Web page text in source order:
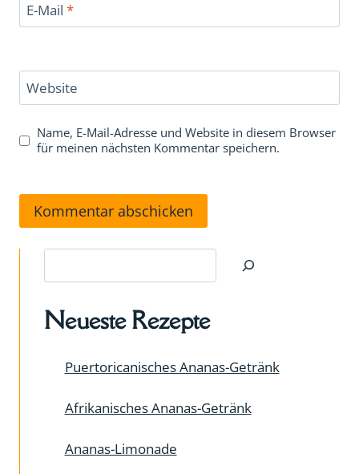
E-Mail *
Website
Name, E-Mail-Adresse und Website in diesem Browser
für meinen nächsten Kommentar speichern.
Neueste Rezepte
Puertoricanisches Ananas-Getränk
Afrikanisches Ananas-Getränk
Ananas-Limonade